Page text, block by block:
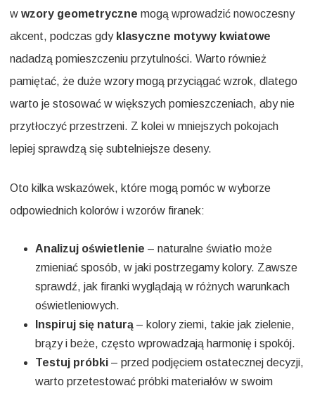
w wzory geometryczne mogą wprowadzić nowoczesny
akcent, podczas gdy klasyczne motywy kwiatowe
nadadzą pomieszczeniu przytulności. Warto również
pamiętać, że duże wzory mogą przyciągać wzrok, dlatego
warto je stosować w większych pomieszczeniach, aby nie
przytłoczyć przestrzeni. Z kolei w mniejszych pokojach
lepiej sprawdzą się subtelniejsze deseny.
Oto kilka wskazówek, które mogą pomóc w wyborze
odpowiednich kolorów i wzorów firanek:
Analizuj oświetlenie – naturalne światło może
zmieniać sposób, w jaki postrzegamy kolory. Zawsze
sprawdź, jak firanki wyglądają w różnych warunkach
oświetleniowych.
Inspiruj się naturą – kolory ziemi, takie jak zielenie,
brązy i beże, często wprowadzają harmonię i spokój.
Testuj próbki – przed podjęciem ostatecznej decyzji,
warto przetestować próbki materiałów w swoim